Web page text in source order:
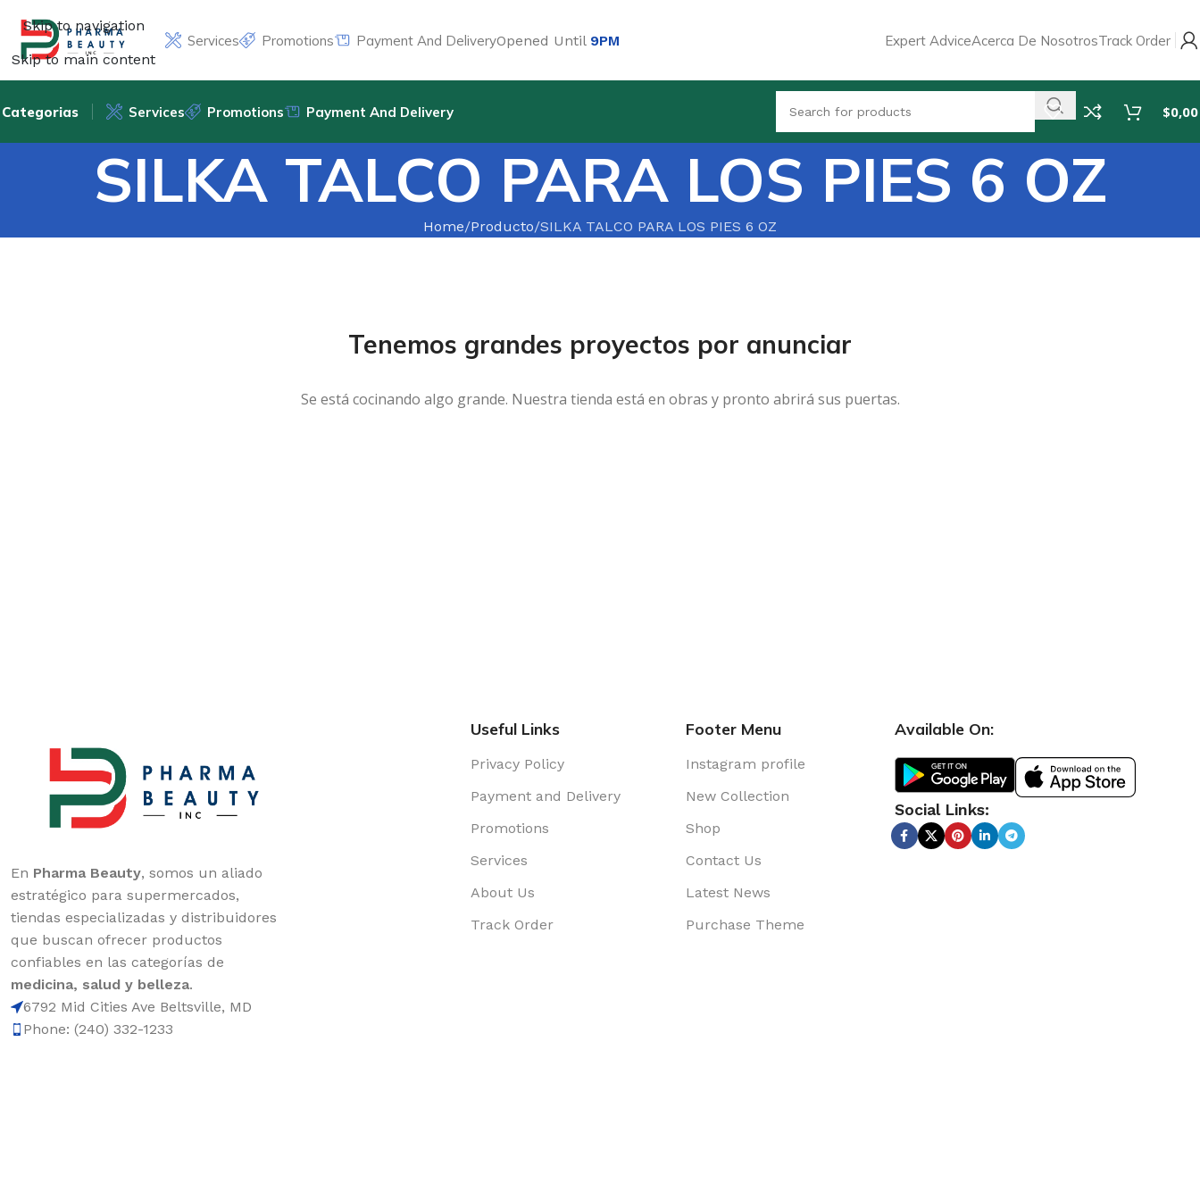
Skip to navigation
Skip to main content
Services Promotions Payment And DeliveryOpened Until 9PM Expert AdviceAcerca De NosotrosTrack Order
Categorias Services Promotions Payment And Delivery $0,00
SILKA TALCO PARA LOS PIES 6 OZ
Home Producto SILKA TALCO PARA LOS PIES 6 OZ
Tenemos grandes proyectos por anunciar
Se está cocinando algo grande. Nuestra tienda está en obras y pronto abrirá sus puertas.
En Pharma Beauty, somos un aliado
estratégico para supermercados,
tiendas especializadas y distribuidores
que buscan ofrecer productos
confiables en las categorías de
medicina, salud y belleza.
6792 Mid Cities Ave Beltsville, MD
Phone: (240) 332-1233
Useful Links
Privacy Policy
Payment and Delivery
Promotions
Services
About Us
Track Order
Footer Menu
Instagram profile
New Collection
Shop
Contact Us
Latest News
Purchase Theme
Available On:
Social Links: